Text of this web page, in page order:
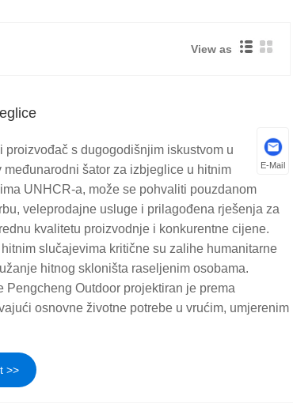
View as
s dugogodišnjim iskustvom u
šator za izbjeglice u hitnim
UNHCR-a, može se pohvaliti pouzdanom
veleprodajne usluge i prilagođena rješenja za
kvalitetu proizvodnje i konkurentne cijene.
slučajevima kritične su zalihe humanitarne
hitnog skloništa raseljenim osobama.
Pengcheng Outdoor projektiran je prema
osnovne životne potrebe u vrućim, umjerenim
>>
E-Mail